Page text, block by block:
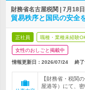
財務省名古屋税関 | 7月18
貿易秩序と国民の安全
正社員 職種・業種未経験
女性のおしごと掲載中
情報更新日：2026/07/24 終了
【財務省・税関
屋港等）にて、